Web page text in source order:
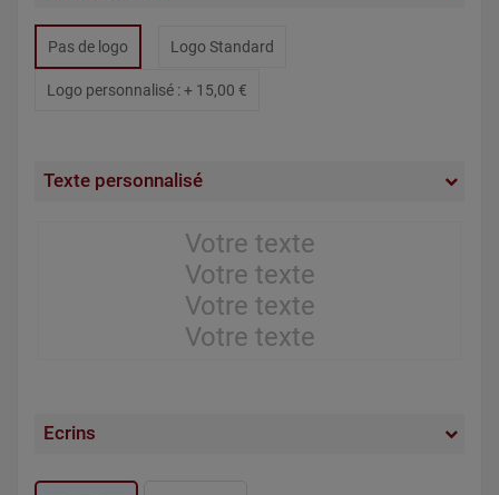
Pas de logo Logo Standard
Logo personnalisé : + 15,00 €
Texte personnalisé
Ecrins